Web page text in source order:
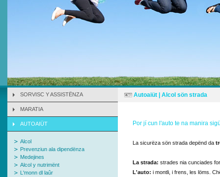
Autoaiüt | Alcol sön strada
SORVISC Y ASSISTËNZA
MARATIA
AUTOAIÜT
Alcol
Prevenziun ala dipendënza
Medejines
Alcol y nutrimënt
L'monn dl laûr
Por jí cun l'auto te na manira
La sicurëza sön strada depënd da
La strada: strades nia cunciades
L'auto: i montli, i frens, les löms.